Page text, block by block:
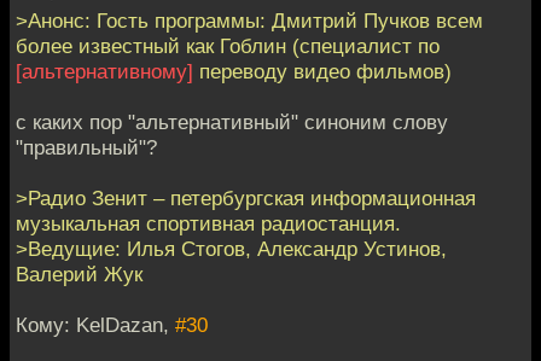
>Анонс: Гость программы: Дмитрий Пучков всем
более известный как Гоблин (специалист по
[альтернативному] переводу видео фильмов)
с каких пор "альтернативный" синоним слову
"правильный"?
>Радио Зенит – петербургская информационная
музыкальная спортивная радиостанция.
>Ведущие: Илья Стогов, Александр Устинов,
Валерий Жук
Кому: KelDazan, #30